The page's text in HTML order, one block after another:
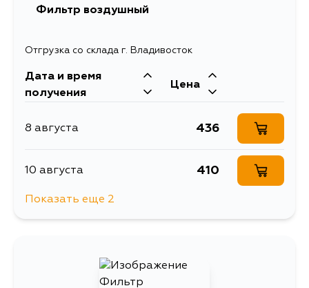
Фильтр воздушный
Отгрузка со склада г. Владивосток
Дата и время
получения
Цена
8 августа 436
10 августа 410
Показать еще 2